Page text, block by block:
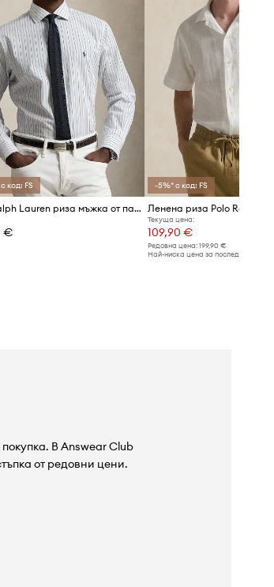
код: FS
Polo Ralph Lauren риза мъжка от памук
€
-5%* с код: FS
Ленена риза Polo Ralph
Текуща цена:
109,90 €
Редовна цена: 199,90 €
Най-ниска цена за последните 30
В Answear Club
от редовни цени.